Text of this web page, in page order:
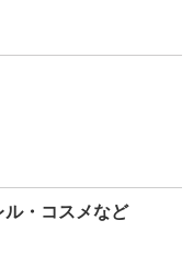
ル・コスメなど